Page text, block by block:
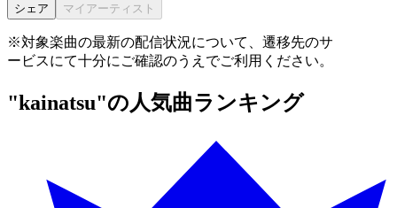
シェア マイアーティスト
※対象楽曲の最新の配信状況について、遷移先のサ
ービスにて十分にご確認のうえでご利用ください。
"kainatsu"の人気曲ランキング